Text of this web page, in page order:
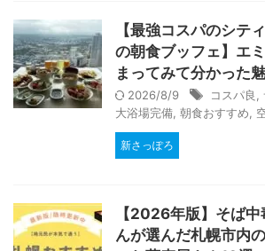
【最強コスパのシテ
の朝食ブッフェ】エ
まってみて分かった
2026/8/9 コスパ良
大浴場完備 朝食おすすめ
新さっぽろ
【2026年版】そば
んが選んだ札幌市内